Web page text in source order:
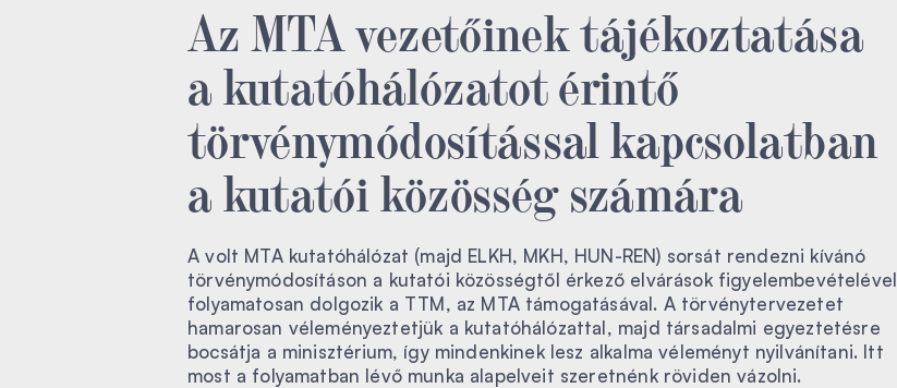
Az MTA vezetőinek tájékoztatása
a kutatóhálózatot érintő
törvénymódosítással kapcsolatban
a kutatói közösség számára
A volt MTA kutatóhálózat (majd ELKH, MKH, HUN-REN) sorsát rendezni kívánó
törvénymódosításon a kutatói közösségtől érkező elvárások figyelembevételével
folyamatosan dolgozik a TTM, az MTA támogatásával. A törvénytervezetet
hamarosan véleményeztetjük a kutatóhálózattal, majd társadalmi egyeztetésre
bocsátja a minisztérium, így mindenkinek lesz alkalma véleményt nyilvánítani. Itt
most a folyamatban lévő munka alapelveit szeretnénk röviden vázolni.